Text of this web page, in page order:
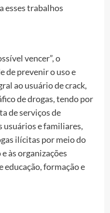
esses trabalhos
vencer”, o
de prevenir o uso e
ao usuário de crack,
de drogas, tendo por
de serviços de
usuários e familiares,
ilícitas por meio do
às organizações
educação, formação e